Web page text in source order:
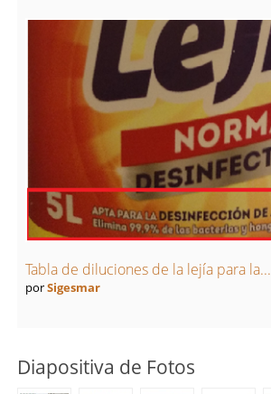
Tabla de diluciones de la lejía para la...
porSigesmar
Diapositiva de Fotos